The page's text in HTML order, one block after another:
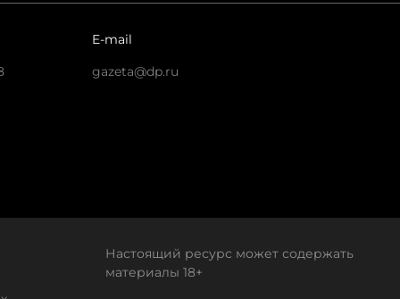
E-mail
gazeta@dp.ru
Настоящий ресурс может содержать
материалы 18+